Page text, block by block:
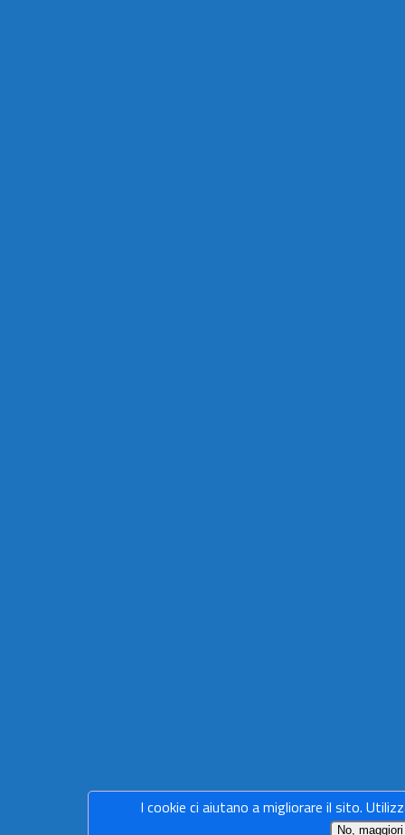
I cookie ci aiutano a migliorare il sito.
No,